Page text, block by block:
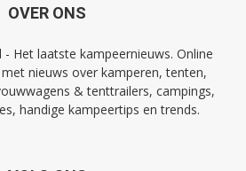
OVER ONS
- Het laatste kampeernieuws. Online
nieuws over kamperen, tenten,
& tenttrailers, campings,
handige kampeertips en trends.